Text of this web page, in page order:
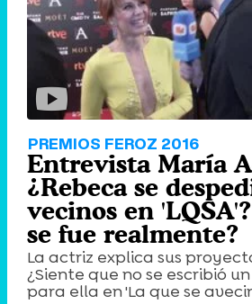
PREMIOS FEROZ 2016
Entrevista María
¿Rebeca se
vecinos en
se fue realmente?
La actriz explica sus
¿Siente que no se escribió
para ella en 'La que se